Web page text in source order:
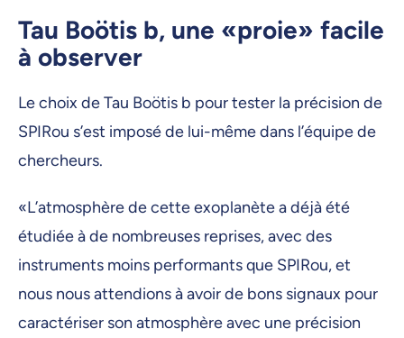
Tau Boötis b, une «proie» facile
à observer
Le choix de Tau Boötis b pour tester la précision de
SPIRou s’est imposé de lui-même dans l’équipe de
chercheurs.
«L’atmosphère de cette exoplanète a déjà été
étudiée à de nombreuses reprises, avec des
instruments moins performants que SPIRou, et
nous nous attendions à avoir de bons signaux pour
caractériser son atmosphère avec une précision